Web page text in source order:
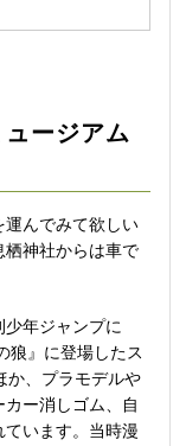
ージアム
運んでみて欲しい
栖神社からは車で
少年ジャンプに
狼』に登場したス
か、プラモデルや
ー消しゴム、自
います。当時漫